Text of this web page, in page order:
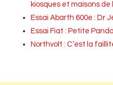
kiosques et maisons de
Essai Abarth 600e : Dr
Essai Fiat : Petite
Northvolt : C’est la